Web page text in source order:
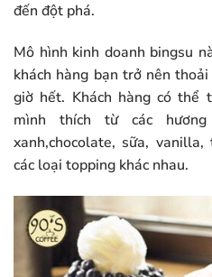
đến đột phá.
Mô hình kinh doanh bingsu
khách hàng bạn trở nên
giờ hết. Khách hàng có thể
mình thích từ các
xanh,chocolate, sữa,
các loại topping khác nhau.